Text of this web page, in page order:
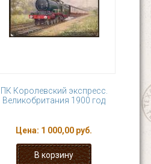
ПК Королевский экспресс.
Великобритания 1900 год
Цена: 1 000,00 руб.